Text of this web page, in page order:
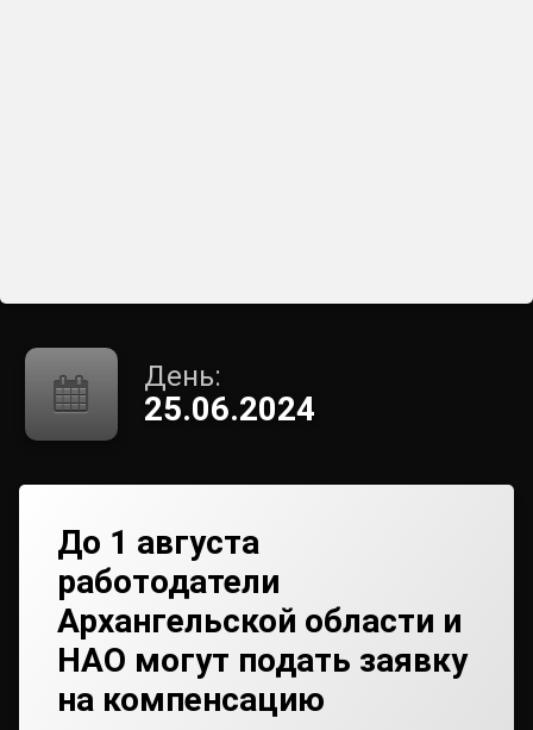
День:
25.06.2024
До 1 августа
работодатели
Архангельской области и
НАО могут подать заявку
на компенсацию